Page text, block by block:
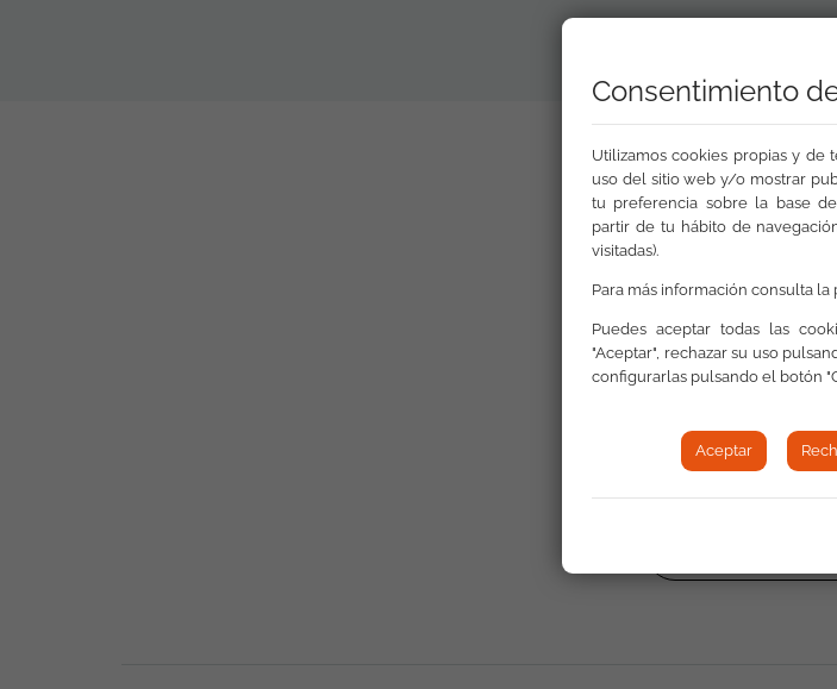
Consentimiento
Utilizamos cookies propias y de
uso del sitio web y/o mostrar
tu preferencia sobre la base
partir de tu hábito de
visitadas).
Para más información consulta la
Puedes aceptar todas las
"Aceptar", rechazar su uso
configurarlas pulsando el botón
Aceptar